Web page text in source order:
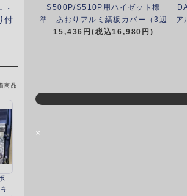
S500P/S510P用ハイゼット標
準 あおりアルミ縞板カバー（3辺
セット）
15,436円(税込16,980円)
ア
×
付
商品